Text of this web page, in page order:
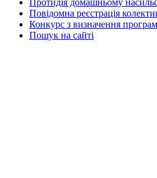
Протидія домашньому
Повідомна реєстрація
Конкурс з визначення
Пошук на сайті